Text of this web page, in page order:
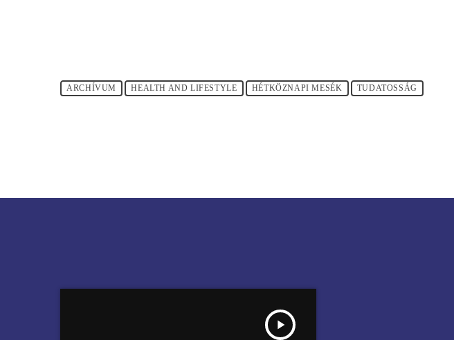
ARCHÍVUM HEALTH AND LIFESTYLE HÉTKÖZNAPI MESÉK TUDATOSSÁG
HÉTKÖZNAPI MESÉK DOROGI GABRIELLÁVAL 48-49.HÉT: KARVAI SÁNDOR
play_arrow